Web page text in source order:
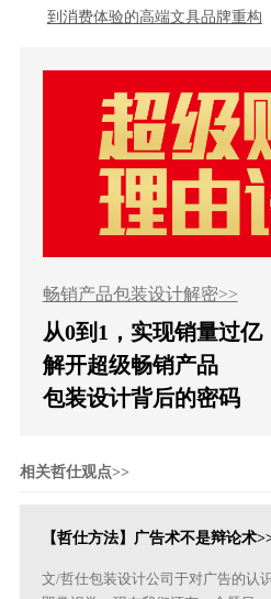
到消费体验的高端文具品牌重构
畅销产品包装设计解密>>
从0到1，实现销量过亿
解开超级畅销产品
包装设计背后的密码
相关哲仕观点>>
【哲仕方法】广告术不是辩论术
文/哲仕包装设计公司于对广告的认